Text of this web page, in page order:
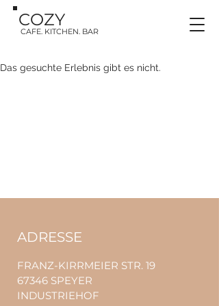
COZY
CAFE. KITCHEN. BAR
Das gesuchte Erlebnis gibt es nicht.
ADRESSE
FRANZ-KIRRMEIER STR. 19
67346 SPEYER
INDUSTRIEHOF